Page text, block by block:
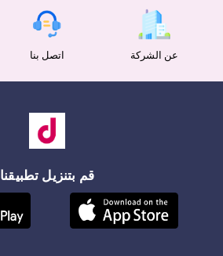
عن الشركة اتصل بنا
قم بتنزيل تطبيقنا